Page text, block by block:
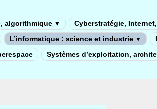
algorithmique ▼ Cyberstratégie,
L’informatique : science et industrie ▼
Systèmes d’exploitation,